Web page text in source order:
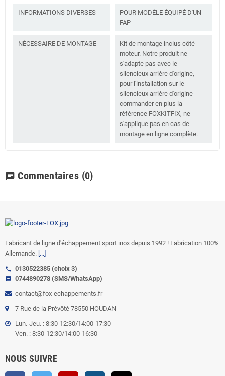
INFORMATIONS DIVERSES
POUR MODÈLE ÉQUIPÉ D'UN
FAP
NÉCESSAIRE DE MONTAGE
Kit de montage inclus côté
moteur. Notre produit ne
s'adapte pas avec le
silencieux arrière d'origine,
pour l'installation sur le
silencieux arrière d'origine
commander en plus la
référence FOXKITFIX, ne
s'applique pas en cas de
montage en ligne complète.
chat Commentaires (0)
Fabricant de ligne d'échappement sport inox depuis 1992 ! Fabrication 100%
Allemande. [...]
call 0130522385 (choix 3)
sms
0744890278 (SMS/WhatsApp)
contact@fox-echappements.fr
7 Rue de la Prévôté 78550 HOUDAN
Lun.-Jeu. : 8:30-12:30/14:00-17:30
Ven. : 8:30-12:30/14:00-16:30
NOUS SUIVRE